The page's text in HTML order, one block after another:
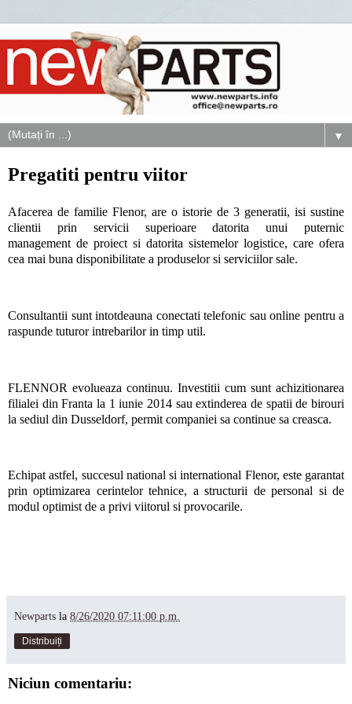
▼
Pregatiti pentru viitor
Afacerea de familie Flenor, are o istorie de 3 generatii, isi sustine
clientii prin servicii superioare datorita unui puternic
management de proiect si datorita sistemelor logistice, care ofera
cea mai buna disponibilitate a produselor si serviciilor sale.
Consultantii sunt intotdeauna conectati telefonic sau online pentru a
raspunde tuturor intrebarilor in timp util.
FLENNOR evolueaza continuu. Investitii cum sunt achizitionarea
filialei din Franta la 1 iunie 2014 sau extinderea de spatii de birouri
la sediul din Dusseldorf, permit companiei sa continue sa creasca.
Echipat astfel, succesul national si international Flenor, este garantat
prin optimizarea cerintelor tehnice, a structurii de personal si de
modul optimist de a privi viitorul si provocarile.
Newparts la 8/26/2020 07:11:00 p.m.
Distribuiți
Niciun comentariu: